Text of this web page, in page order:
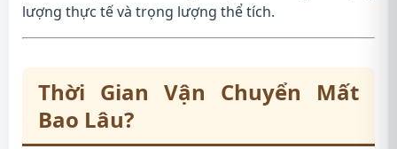
lượng thực tế và trọng lượng thể tích.
Thời Gian Vận Chuyển Mất
Bao Lâu?